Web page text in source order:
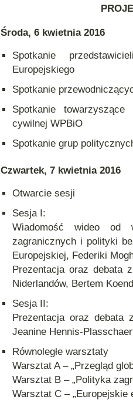
Środa, 6 kwietnia 2016
Spotkanie
Europejskiego
Spotkanie
Spotkanie
cywilnej WPBiO
Spotkanie grup
Czwartek, 7 kwietnia 2016
Otwarcie sesji
Sesja I:
Wiadomość wideo od
zagranicznych i polityki
Europejskiej, Federiki
Prezentacja oraz debata
Niderlandów, Bertem
Sesja II:
Prezentacja oraz debata
Jeanine Hennis-
Równoległe warsztaty
Warsztat A – „Przegląd
Warsztat B – „Polityka
Warsztat C – „Europejskie